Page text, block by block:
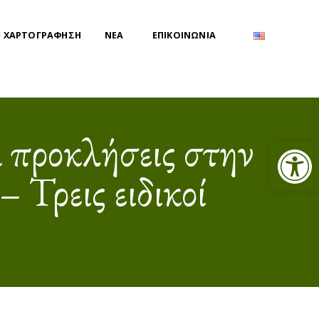
Ανοίξτε τη γραμμή εργαλείων
ΧΑΡΤΟΓΡΑΦΗΣΗ ΝΕΑ ΕΠΙΚΟΙΝΩΝΙΑ
στην
ειδικοί